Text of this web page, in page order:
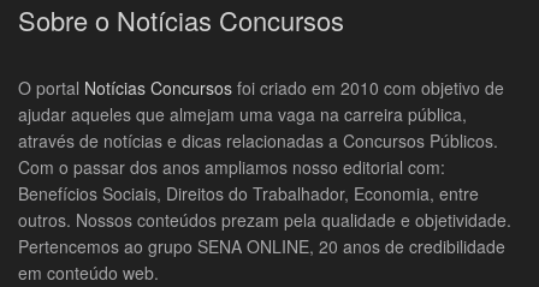
Sobre o Notícias Concursos
O portal Notícias Concursos foi criado em 2010 com objetivo de
ajudar aqueles que almejam uma vaga na carreira pública,
através de notícias e dicas relacionadas a Concursos Públicos.
Com o passar dos anos ampliamos nosso editorial com:
Benefícios Sociais, Direitos do Trabalhador, Economia, entre
outros. Nossos conteúdos prezam pela qualidade e objetividade.
Pertencemos ao grupo SENA ONLINE, 20 anos de credibilidade
em conteúdo web.